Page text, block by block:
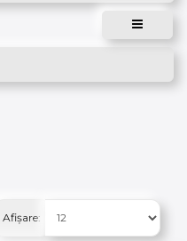
Afișare: